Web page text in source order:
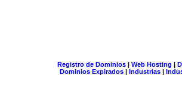
Registro de Dominios| Web Hosting |
Dominios Expirados | Industrias |